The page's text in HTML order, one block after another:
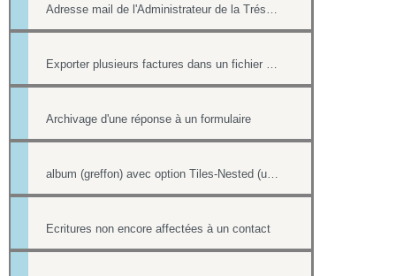
Adresse mail de l'Administrateur de la Trésorerie
Exporter plusieurs factures dans un fichier pdf
Archivage d'une réponse à un formulaire
album (greffon) avec option Tiles-Nested (unitegallery)
Ecritures non encore affectées à un contact